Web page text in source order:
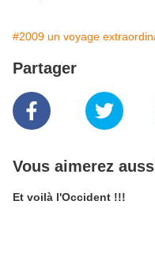
#2009 un voyage
Partager
Vous aimerez
Et voilà l'Occident !!!